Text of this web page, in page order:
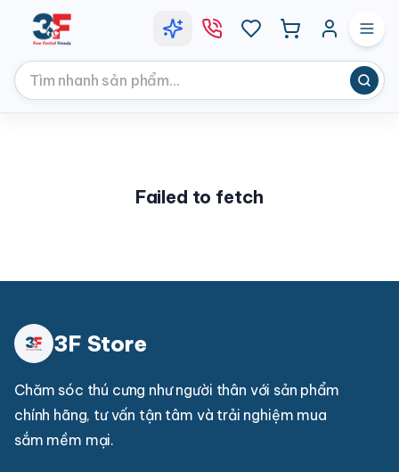
Failed to fetch
3F Store
Chăm sóc thú cưng như người thân với sản phẩm
chính hãng, tư vấn tận tâm và trải nghiệm mua
sắm mềm mại.